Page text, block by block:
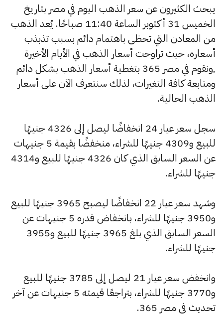
يبحث الكثيرون عن سعر الذهب اليوم في مصر بتاريخ
الخميس 31 أكتوبر الساعة 11:40 صباحًا. يُعد الذهب
من المعادن التي تحظى باهتمام دائم بسبب تذبذب
أسعاره، حيث تراوحت أسعار الذهب في الأيام الأخيرة
,ونقوم في مصر 365 بتغطية أسعار الذهب بشكل دائم
ومتابعة كافة التغيرات، لذلك سنتعرف الآن على أسعار
الذهب الحالية.
سجل سعر عيار 24 انخفاضًا ليصل إلى 4326 جنيهًا
للبيع و4309 جنيهًا للشراء، منخفضًا بقيمة 5 جنيهات
عن السعر السابق الذي كان 4326 جنيهًا للبيع و4314
جنيهًا للشراء.
وشهد سعر عيار 22 انخفاضًا ليصبح 3965 جنيهًا للبيع
و3950 جنيهًا للشراء، بانخفاض قدره 5 جنيهات عن
السعر السابق الذي بلغ 3965 جنيهًا للبيع و3955
جنيهًا للشراء.
وانخفض سعر عيار 21 ليصل إلى 3785 جنيهًا للبيع
و3770 جنيهًا للشراء، بتراجعًا قيمته 5 جنيهات عن آخر
تحديث في مصر 365.